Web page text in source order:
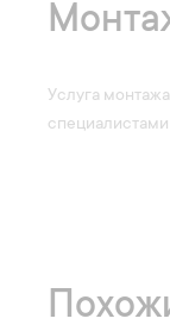
Услуга